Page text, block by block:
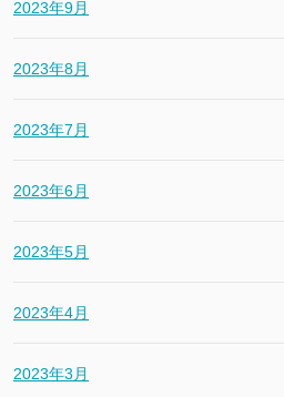
2023年9月
2023年8月
2023年7月
2023年6月
2023年5月
2023年4月
2023年3月